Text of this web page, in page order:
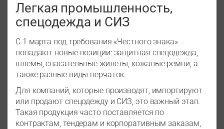
Легкая промышленность,
спецодежда и СИЗ
С 1 марта под требования «Честного знака»
попадают новые позиции: защитная спецодежда,
шлемы, спасательные жилеты, кожаные ремни, а
также разные виды перчаток.
Для компаний, которые производят, импортируют
или продают спецодежду и СИЗ, это важный этап.
Такая продукция часто поставляется по
контрактам, тендерам и корпоративным заказам,